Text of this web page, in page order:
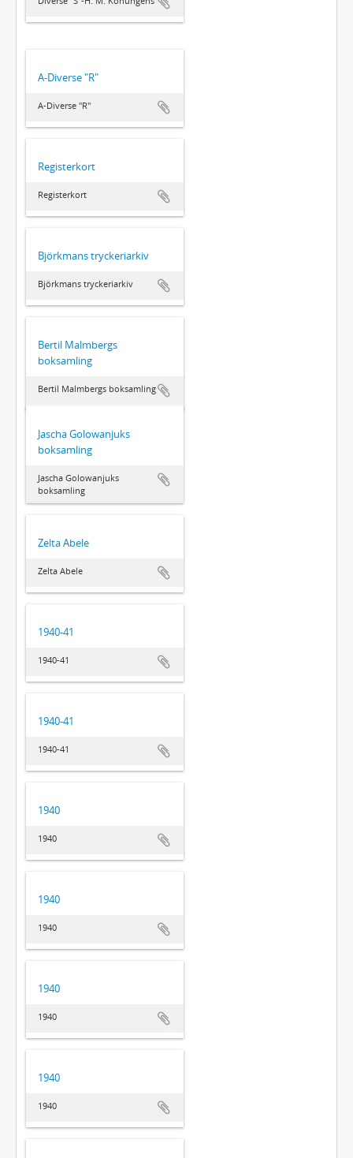
A-Diverse "R"
A-Diverse "R"
Registerkort
Registerkort
Björkmans tryckeriarkiv
Björkmans tryckeriarkiv
Bertil Malmbergs
boksamling
Bertil Malmbergs boksamling
Jascha Golowanjuks
boksamling
Jascha Golowanjuks
boksamling
Zelta Abele
Zelta Abele
1940-41
1940-41
1940-41
1940-41
1940
1940
1940
1940
1940
1940
1940
1940